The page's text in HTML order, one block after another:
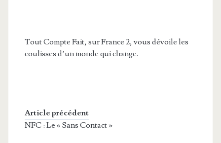
Tout Compte Fait, sur France 2, vous dévoile les
coulisses d’un monde qui change.
Article précédent
NFC : Le « Sans Contact »